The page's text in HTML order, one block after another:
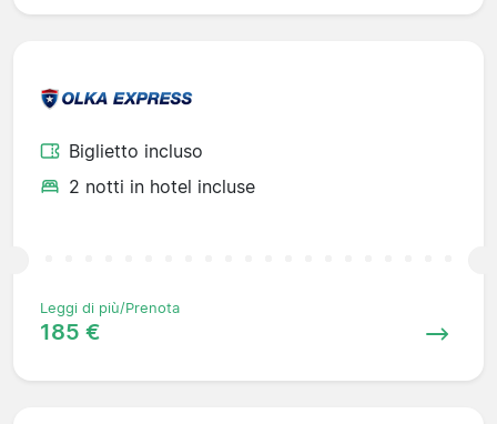
Biglietto incluso
2 notti in hotel incluse
Leggi di più/Prenota
185 €